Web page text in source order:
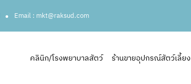
Email : mkt@raksud.com
คลินิก/โรงพยาบาลสัตว์ ร้านขายอุปกรณ์สัตว์เลี้ยง